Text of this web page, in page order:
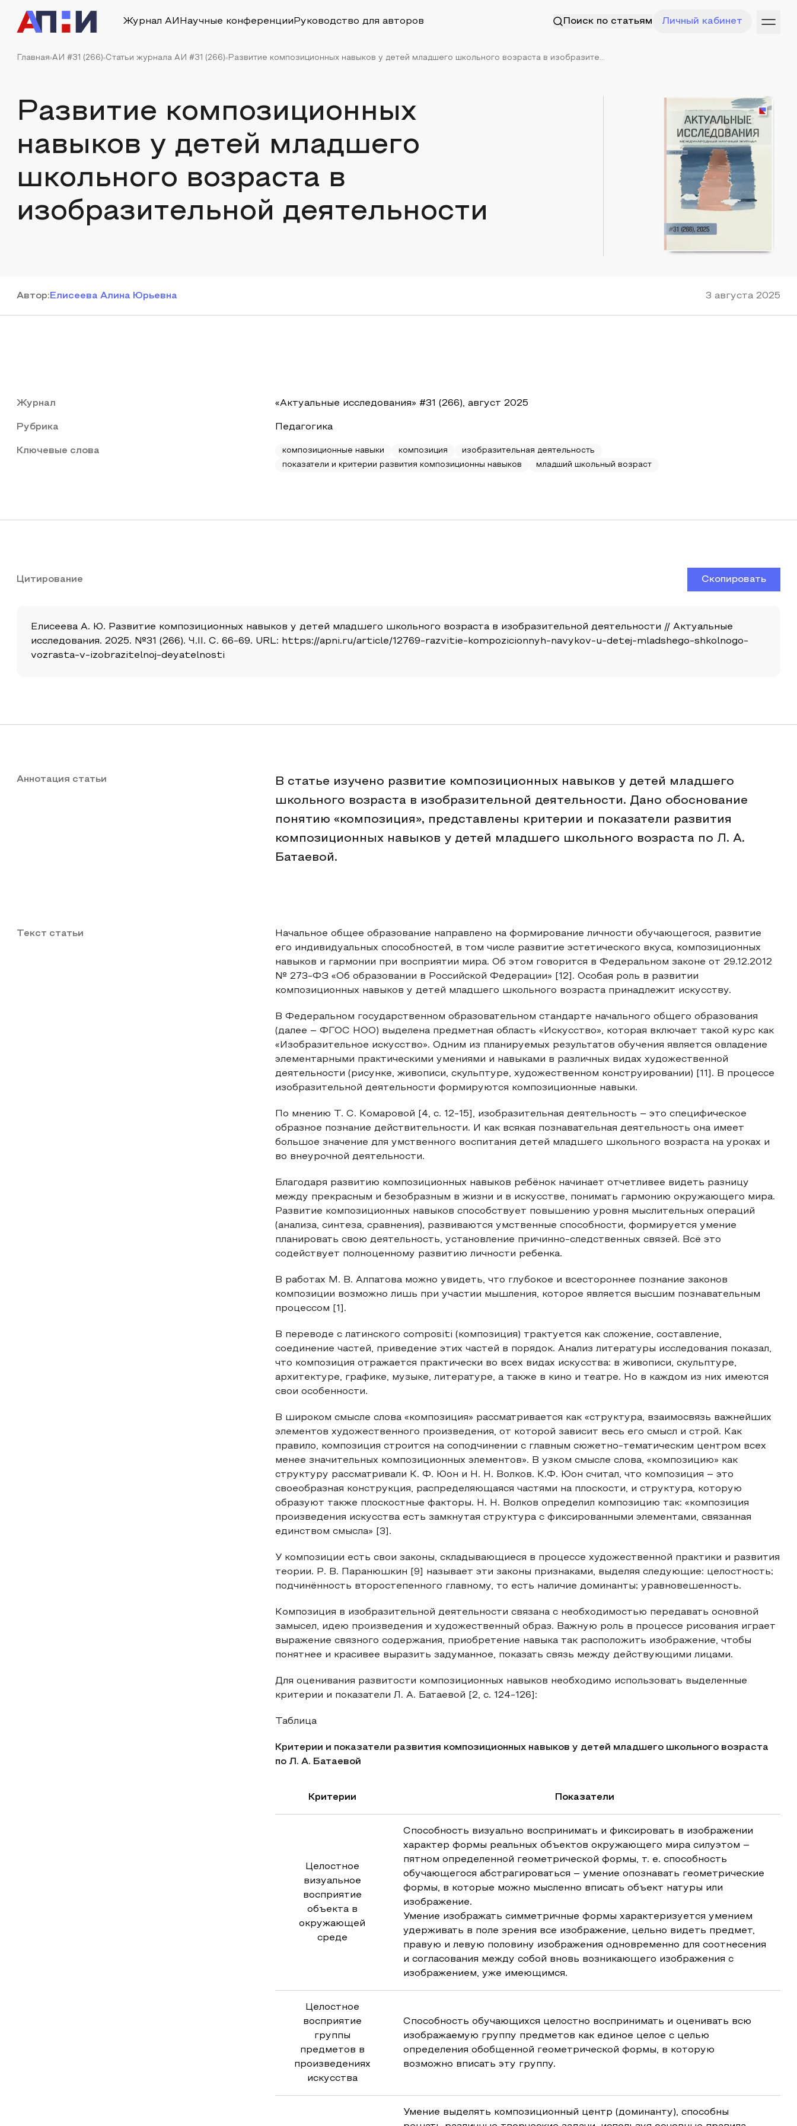
Журнал АИ Научные конференции Руководство для авторов Поиск по статьям Личный кабинет
Главная АИ #31 (266) Статьи журнала АИ #31 (266) Развитие композиционных навыков у детей младшего школьного возраста в изобразите...
Развитие композиционных
навыков у детей младшего
школьного возраста в
изобразительной деятельности
Автор: Елисеева Алина Юрьевна 3 августа 2025
Журнал «Актуальные исследования» #31 (266), август 2025
Рубрика Педагогика
Ключевые слова композиционные навыки композиция
изобразительная деятельность
показатели и критерии развития композиционны навыков
младший школьный возраст
Цитирование Скопировать
Елисеева А. Ю. Развитие композиционных навыков у детей младшего школьного возраста в изобразительной деятельности // Актуальные
исследования. 2025. №31 (266). Ч.II. С. 66-69. URL: https://apni.ru/article/12769-razvitie-kompozicionnyh-navykov-u-detej-mladshego-shkolnogo-
vozrasta-v-izobrazitelnoj-deyatelnosti
Аннотация статьи
В статье изучено развитие композиционных навыков у детей младшего
школьного возраста в изобразительной деятельности. Дано обоснование
понятию «композиция», представлены критерии и показатели развития
композиционных навыков у детей младшего школьного возраста по Л. А.
Батаевой.
Текст статьи
Начальное общее образование направлено на формирование личности обучающегося, развитие
его индивидуальных способностей, в том числе развитие эстетического вкуса, композиционных
навыков и гармонии при восприятии мира. Об этом говорится в Федеральном законе от 29.12.2012
№ 273-ФЗ «Об образовании в Российской Федерации» [12]. Особая роль в развитии
композиционных навыков у детей младшего школьного возраста принадлежит искусству.
В Федеральном государственном образовательном стандарте начального общего образования
(далее – ФГОС НОО) выделена предметная область «Искусство», которая включает такой курс как
«Изобразительное искусство». Одним из планируемых результатов обучения является овладение
элементарными практическими умениями и навыками в различных видах художественной
деятельности (рисунке, живописи, скульптуре, художественном конструировании) [11]. В процессе
изобразительной деятельности формируются композиционные навыки.
По мнению Т. С. Комаровой [4, с. 12-15], изобразительная деятельность – это специфическое
образное познание действительности. И как всякая познавательная деятельность она имеет
большое значение для умственного воспитания детей младшего школьного возраста на уроках и
во внеурочной деятельности.
Благодаря развитию композиционных навыков ребёнок начинает отчетливее видеть разницу
между прекрасным и безобразным в жизни и в искусстве, понимать гармонию окружающего мира.
Развитие композиционных навыков способствует повышению уровня мыслительных операций
(анализа, синтеза, сравнения), развиваются умственные способности, формируется умение
планировать свою деятельность, установление причинно-следственных связей. Всё это
содействует полноценному развитию личности ребенка.
В работах М. В. Алпатова можно увидеть, что глубокое и всестороннее познание законов
композиции возможно лишь при участии мышления, которое является высшим познавательным
процессом [1].
В переводе с латинского compositi (композиция) трактуется как сложение, составление,
соединение частей, приведение этих частей в порядок. Анализ литературы исследования показал,
что композиция отражается практически во всех видах искусства: в живописи, скульптуре,
архитектуре, графике, музыке, литературе, а также в кино и театре. Но в каждом из них имеются
свои особенности.
В широком смысле слова «композиция» рассматривается как «структура, взаимосвязь важнейших
элементов художественного произведения, от которой зависит весь его смысл и строй. Как
правило, композиция строится на соподчинении с главным сюжетно-тематическим центром всех
менее значительных композиционных элементов». В узком смысле слова, «композицию» как
структуру рассматривали К. Ф. Юон и Н. Н. Волков. К.Ф. Юон считал, что композиция – это
своеобразная конструкция, распределяющаяся частями на плоскости, и структура, которую
образуют также плоскостные факторы. Н. Н. Волков определил композицию так: «композиция
произведения искусства есть замкнутая структура с фиксированными элементами, связанная
единством смысла» [3].
У композиции есть свои законы, складывающиеся в процессе художественной практики и развития
теории. Р. В. Паранюшкин [9] называет эти законы признаками, выделяя следующие: целостность;
подчинённость второстепенного главному, то есть наличие доминанты; уравновешенность.
Композиция в изобразительной деятельности связана с необходимостью передавать основной
замысел, идею произведения и художественный образ. Важную роль в процессе рисования играет
выражение связного содержания, приобретение навыка так расположить изображение, чтобы
понятнее и красивее выразить задуманное, показать связь между действующими лицами.
Для оценивания развитости композиционных навыков необходимо использовать выделенные
критерии и показатели Л. А. Батаевой [2, с. 124-126]:
Таблица
Критерии и показатели развития композиционных навыков у детей младшего школьного возраста
по Л. А. Батаевой
Критерии Показатели
Целостное
визуальное
восприятие
объекта в
окружающей
среде
Способность визуально воспринимать и фиксировать в изображении
характер формы реальных объектов окружающего мира силуэтом –
пятном определенной геометрической формы, т. е. способность
обучающегося абстрагироваться – умение опознавать геометрические
формы, в которые можно мысленно вписать объект натуры или
изображение.
Умение изображать симметричные формы характеризуется умением
удерживать в поле зрения все изображение, цельно видеть предмет,
правую и левую половину изображения одновременно для соотнесения
и согласования между собой вновь возникающего изображения с
изображением, уже имеющимся.
Целостное
восприятие
группы
предметов в
произведениях
искусства
Способность обучающихся целостно воспринимать и оценивать всю
изображаемую группу предметов как единое целое с целью
определения обобщенной геометрической формы, в которую
возможно вписать эту группу.
Умение выделять композиционный центр (доминанту), способны